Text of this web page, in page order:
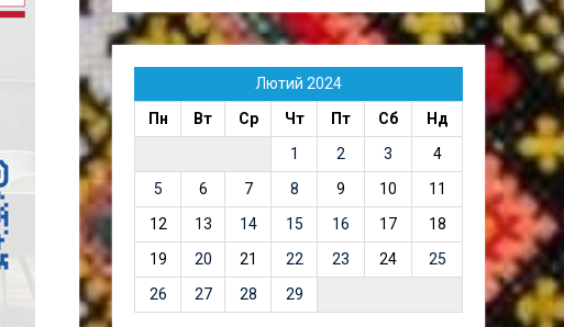
Лютий 2024
Пн
Вт Ср Чт Пт Сб
Нд
1
2 3
4
5
6 7 8 9 10
11
12
13 14 15 16 17
18
19
20 21 22 23 24
25
26
27 28 29